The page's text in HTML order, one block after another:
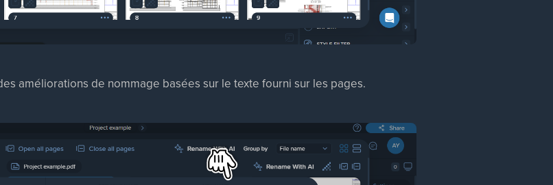
améliorations de nommage basées sur le texte fourni sur les pages.